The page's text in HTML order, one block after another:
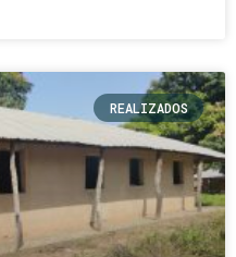
REALIZADOS